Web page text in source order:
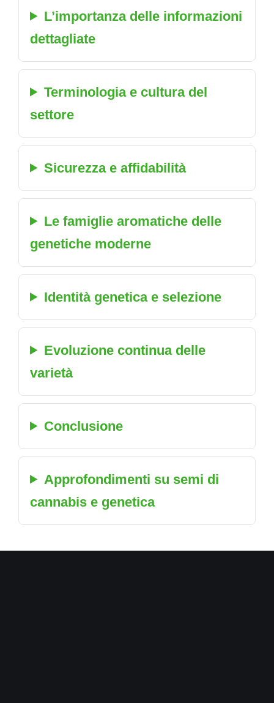
L’importanza delle informazioni
dettagliate
Terminologia e cultura del
settore
Sicurezza e affidabilità
Le famiglie aromatiche delle
genetiche moderne
Identità genetica e selezione
Evoluzione continua delle
varietà
Conclusione
Approfondimenti su semi di
cannabis e genetica